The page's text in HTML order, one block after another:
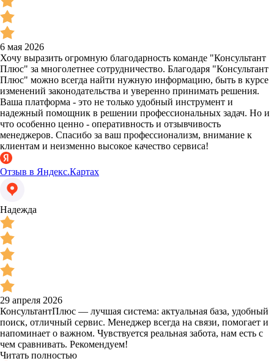
6 мая 2026
Хочу выразить огромную благодарность команде "Консультант
Плюс" за многолетнее сотрудничество. Благодаря "Консультант
Плюс" можно всегда найти нужную информацию, быть в курсе
изменений законодательства и уверенно принимать решения.
Ваша платформа - это не только удобный инструмент и
надежный помощник в решении профессиональных задач. Но и
что особенно ценно - оперативность и отзывчивость
менеджеров. Спасибо за ваш профессионализм, внимание к
клиентам и неизменно высокое качество сервиса!
Отзыв в Яндекс.Картах
Надежда
29 апреля 2026
КонсультантПлюс — лучшая система: актуальная база, удобный
поиск, отличный сервис. Менеджер всегда на связи, помогает и
напоминает о важном. Чувствуется реальная забота, нам есть с
чем сравнивать. Рекомендуем!
Читать полностью